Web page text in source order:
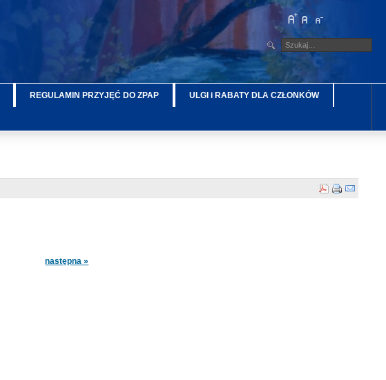
REGULAMIN PRZYJĘĆ DO ZPAP ULGI i RABATY DLA CZŁONKÓW
następna »